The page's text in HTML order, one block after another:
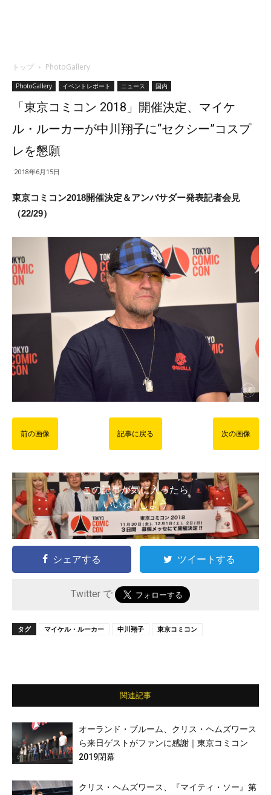
トップ PhotoGallery
PhotoGallery イベントレポート ニュース 国内
「東京コミコン 2018」開催決定、マイケ
ル・ルーカーが中川翔子に“セクシー”コスプ
レを懇願
2018年6月15日
東京コミコン2018開催決定＆アンバサダー発表記者会見
（22/29）
前の画像 記事に戻る 次の画像
この記事が気に入ったら
いいね ! しよう
シェアする ツイートする
Twitter で
タグ マイケル・ルーカー 中川翔子 東京コミコン
関連記事
オーランド・ブルーム、クリス・ヘムズワース
ら来日ゲストがファンに感謝｜東京コミコン
2019閉幕
クリス・ヘムズワース、『マイティ・ソー』第